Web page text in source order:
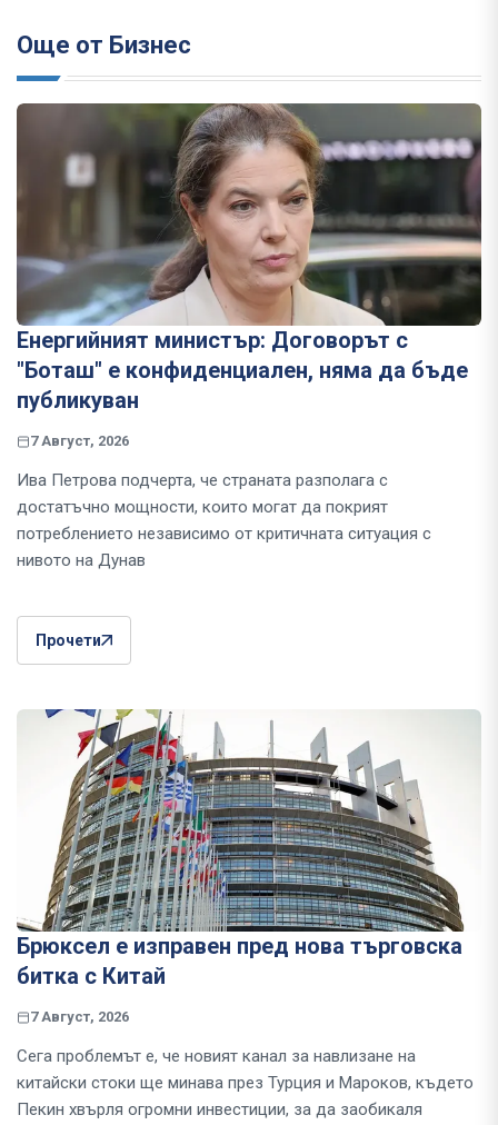
Още от Бизнес
Енергийният министър: Договорът с
"Боташ" е конфиденциален, няма да бъде
публикуван
7 Август, 2026
Ива Петрова подчерта, че страната разполага с
достатъчно мощности, които могат да покрият
потреблението независимо от критичната ситуация с
нивото на Дунав
Прочети
Брюксел е изправен пред нова търговска
битка с Китай
7 Август, 2026
Сега проблемът е, че новият канал за навлизане на
китайски стоки ще минава през Турция и Мароков, където
Пекин хвърля огромни инвестиции, за да заобикаля